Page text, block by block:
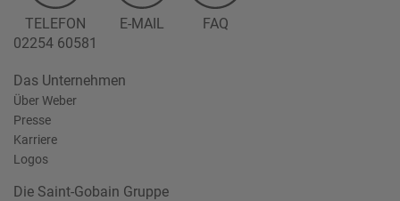
TELEFON
02254 60581
E-MAIL FAQ
Das Unternehmen
Über Weber
Presse
Karriere
Logos
Die Saint-Gobain Gruppe